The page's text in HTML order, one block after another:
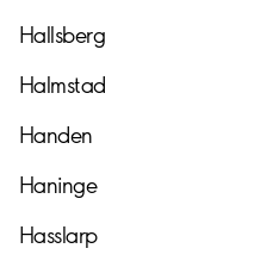
Hallsberg
Halmstad
Handen
Haninge
Hasslarp